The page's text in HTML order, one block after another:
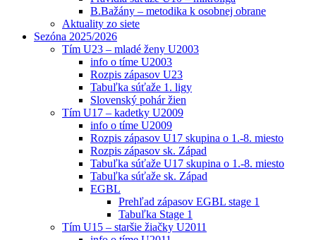
B.Bažány – metodika k osobnej obrane
Aktuality zo siete
Sezóna 2025/2026
Tím U23 – mladé ženy U2003
info o tíme U2003
Rozpis zápasov U23
Tabuľka súťaže 1. ligy
Slovenský pohár žien
Tím U17 – kadetky U2009
info o tíme U2009
Rozpis zápasov U17 skupina o 1.-8. miesto
Rozpis zápasov sk. Západ
Tabuľka súťaže U17 skupina o 1.-8. miesto
Tabuľka súťaže sk. Západ
EGBL
Prehľad zápasov EGBL stage 1
Tabuľka Stage 1
Tím U15 – staršie žiačky U2011